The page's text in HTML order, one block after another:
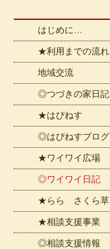
はじめに…
★利用までの流れ
地域交流
◎つづきの家日記
★はぴねす
◎はぴねすブログ
★ワイワイ広場
◎ワイワイ日記
★らら さくら草
★相談支援事業
◎相談支援情報